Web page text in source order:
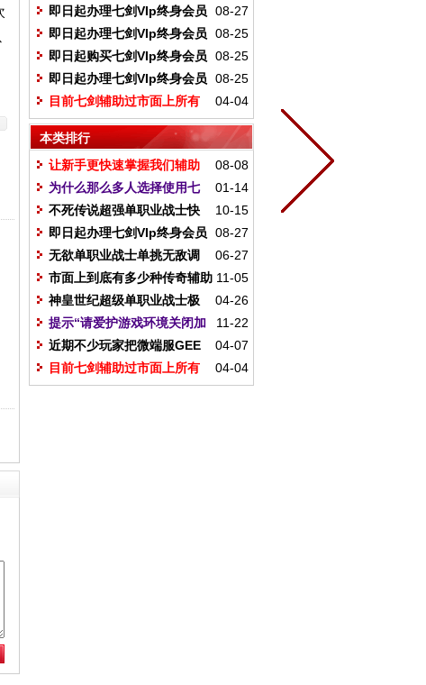
送喝药插件
08-27
即日起办理七剑VIp终身会员
送出刀插件
08-25
即日起办理七剑VIp终身会员
送守望者加速器月卡1涨
08-25
即日起购买七剑VIp终身会员
内部加速脚本
08-25
即日起办理七剑VIp终身会员
送贵宾群
04-04
目前七剑辅助过市面上所有
验证码（图）
本类排行
08-08
让新手更快速掌握我们辅助
一些常用基本功能
01-14
为什么那么多人选择使用七
剑作为首选辅助
10-15
不死传说超强单职业战士快
速出刀调法
08-27
即日起办理七剑VIp终身会员
送Ip网络加速器
06-27
无欲单职业战士单挑无敌调
法图文教程
11-05
市面上到底有多少种传奇辅助
可以过GK登录器检测
04-26
神皇世纪超级单职业战士极
限出刀调法图文示例
11-22
提示“请爱护游戏环境关闭加
速”如何解决？
04-07
近期不少玩家把微端服GEE
登录器识别成GOM登录器
04-04
目前七剑辅助过市面上所有
验证码（图）